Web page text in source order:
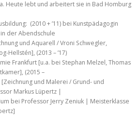
Heute lebt und arbeitert sie in Bad Homburg
(2010 + ’11) bei Kunstpädagogin
in der Abendschule
und Aquarell / Vroni Schwegler,
Hellstén], (2013 – ’17)
Frankfurt [u.a. bei Stephan Melzel, Thomas
(2015 –
[Zeichnung und Malerei / Grund- und
Markus Lüpertz |
bei Professor Jerry Zeniuk | Meisterklasse